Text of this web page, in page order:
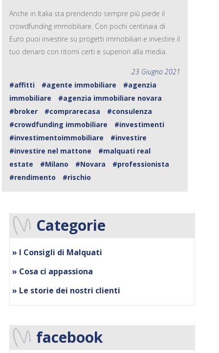
Anche in Italia sta prendendo sempre più piede il
crowdfunding immobiliare. Con pochi centinaia di
Euro puoi investire su progetti immobiliari e investire il
tuo denaro con ritorni certi e superiori alla media.
23 Giugno 2021
#affitti
#agente immobiliare
#agenzia
immobiliare
#agenzia immobiliare novara
#broker
#comprarecasa
#consulenza
#crowdfunding immobiliare
#investimenti
#investimentoimmobiliare
#investire
#investire nel mattone
#malquati real
estate
#Milano #Novara
#professionista
#rendimento
#rischio
Categorie
» I Consigli di Malquati
» Cosa ci appassiona
» Le storie dei nostri clienti
facebook